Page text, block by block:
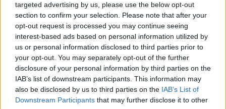
targeted advertising by us, please use the below opt-out
section to confirm your selection. Please note that after your
opt-out request is processed you may continue seeing
interest-based ads based on personal information utilized by
us or personal information disclosed to third parties prior to
your opt-out. You may separately opt-out of the further
disclosure of your personal information by third parties on the
IAB’s list of downstream participants. This information may
also be disclosed by us to third parties on the IAB’s List of
Downstream Participants that may further disclose it to other
Ανησυχία από το ξέσπασμα
του ιού του Δυτικού Νείλου
με κρούσματα στην Αττική
- «Καμπανάκι» από τον
Ιατρικό Σύλλογο Αθηνών
για την προστασία της
δημόσιας υγείας
Σοκαριστική υπόθεση
Κρήτη: Τουρίστας
πόσο να πληρώσει
ασελγήσει σε
κορίτσι - Το παιδί
αμέριμνο σε αυλή
επιχείρησης